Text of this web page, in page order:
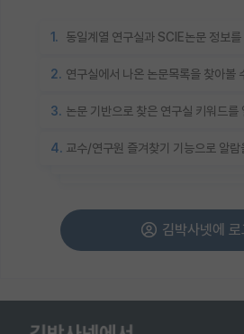
1. 동일계열 연구실과 SCIE논문 정보
2. 연구실에서 나온 논문목록을 찾아볼
3. 논문 기반으로 찾은 연구실 키워드를
4. 교수/연구원 즐겨찾기 기능으로 알람
김박사넷에 로